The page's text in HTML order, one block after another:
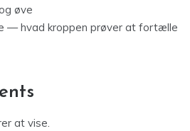
øve
— hvad kroppen prøver at fortælle
at vise.